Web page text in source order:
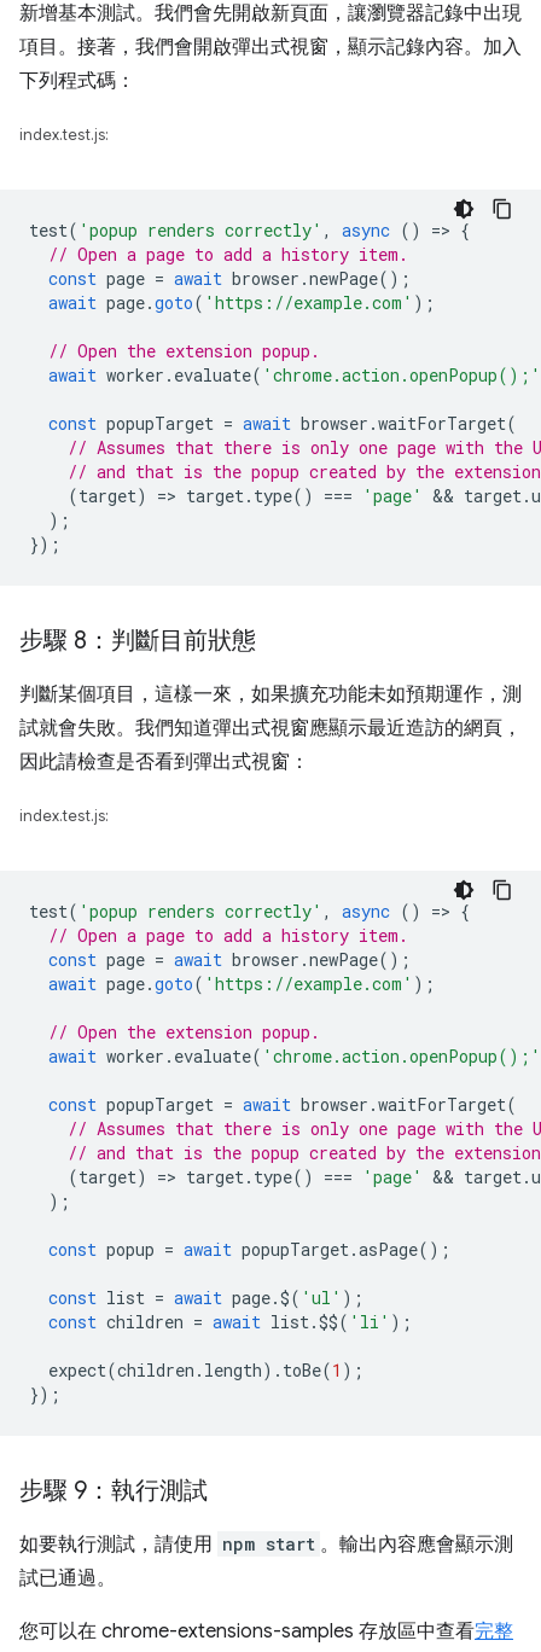
新增基本測試。我們會先開啟新頁面，讓瀏覽器記錄中出現
項目。接著，我們會開啟彈出式視窗，顯示記錄內容。加入
下列程式碼：
index.test.js:
test( 'popup renders correctly' , async () => {
// Open a page to add a history item.
const page = await browser .newPage();
await page.goto( 'https://example.com' );
// Open the extension popup.
await worker . evaluate( 'chrome.action.openPopup();'
const popupTarget = await browser .waitForTarget(
// Assumes that there is only one page with the
// and that is the popup created by the
(target) => target. type() === 'page' && target.
);
});
步驟 8：判斷目前狀態
判斷某個項目，這樣一來，如果擴充功能未如預期運作，測
試就會失敗。我們知道彈出式視窗應顯示最近造訪的網頁，
因此請檢查是否看到彈出式視窗：
index.test.js:
test( 'popup renders correctly' , async () => {
// Open a page to add a history item.
const page = await browser .newPage();
await page.goto( 'https://example.com' );
// Open the extension popup.
await worker . evaluate( 'chrome.action.openPopup();'
const popupTarget = await browser .waitForTarget(
// Assumes that there is only one page with the
// and that is the popup created by the
(target) => target. type() === 'page' && target.
);
const popup = await popupTarget.asPage();
const list = await page.$( 'ul' );
const children = await list.$$( 'li' );
expect(children . length). toBe(1 );
});
步驟 9：執行測試
如要執行測試，請使用 npm start 。輸出內容應會顯示測
試已通過。
您可以在 chrome-extensions-samples 存放區中查看完整